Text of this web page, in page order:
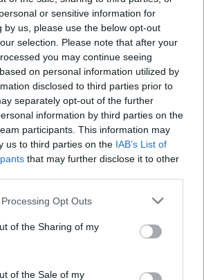
or sensitive information for
by us, please use the below opt-out
selection. Please note that after your
you may continue seeing
on personal information utilized by
disclosed to third parties prior to
separately opt-out of the further
information by third parties on the
participants. This information may
us to third parties on the IAB’s List of
that may further disclose it to other
website/app uses one or more Google
or usage behaviour. You may click to
to Google and its third-party tags to
specified purposes in below Google
Opt Outs
of the Sharing of my
of the Sale of my